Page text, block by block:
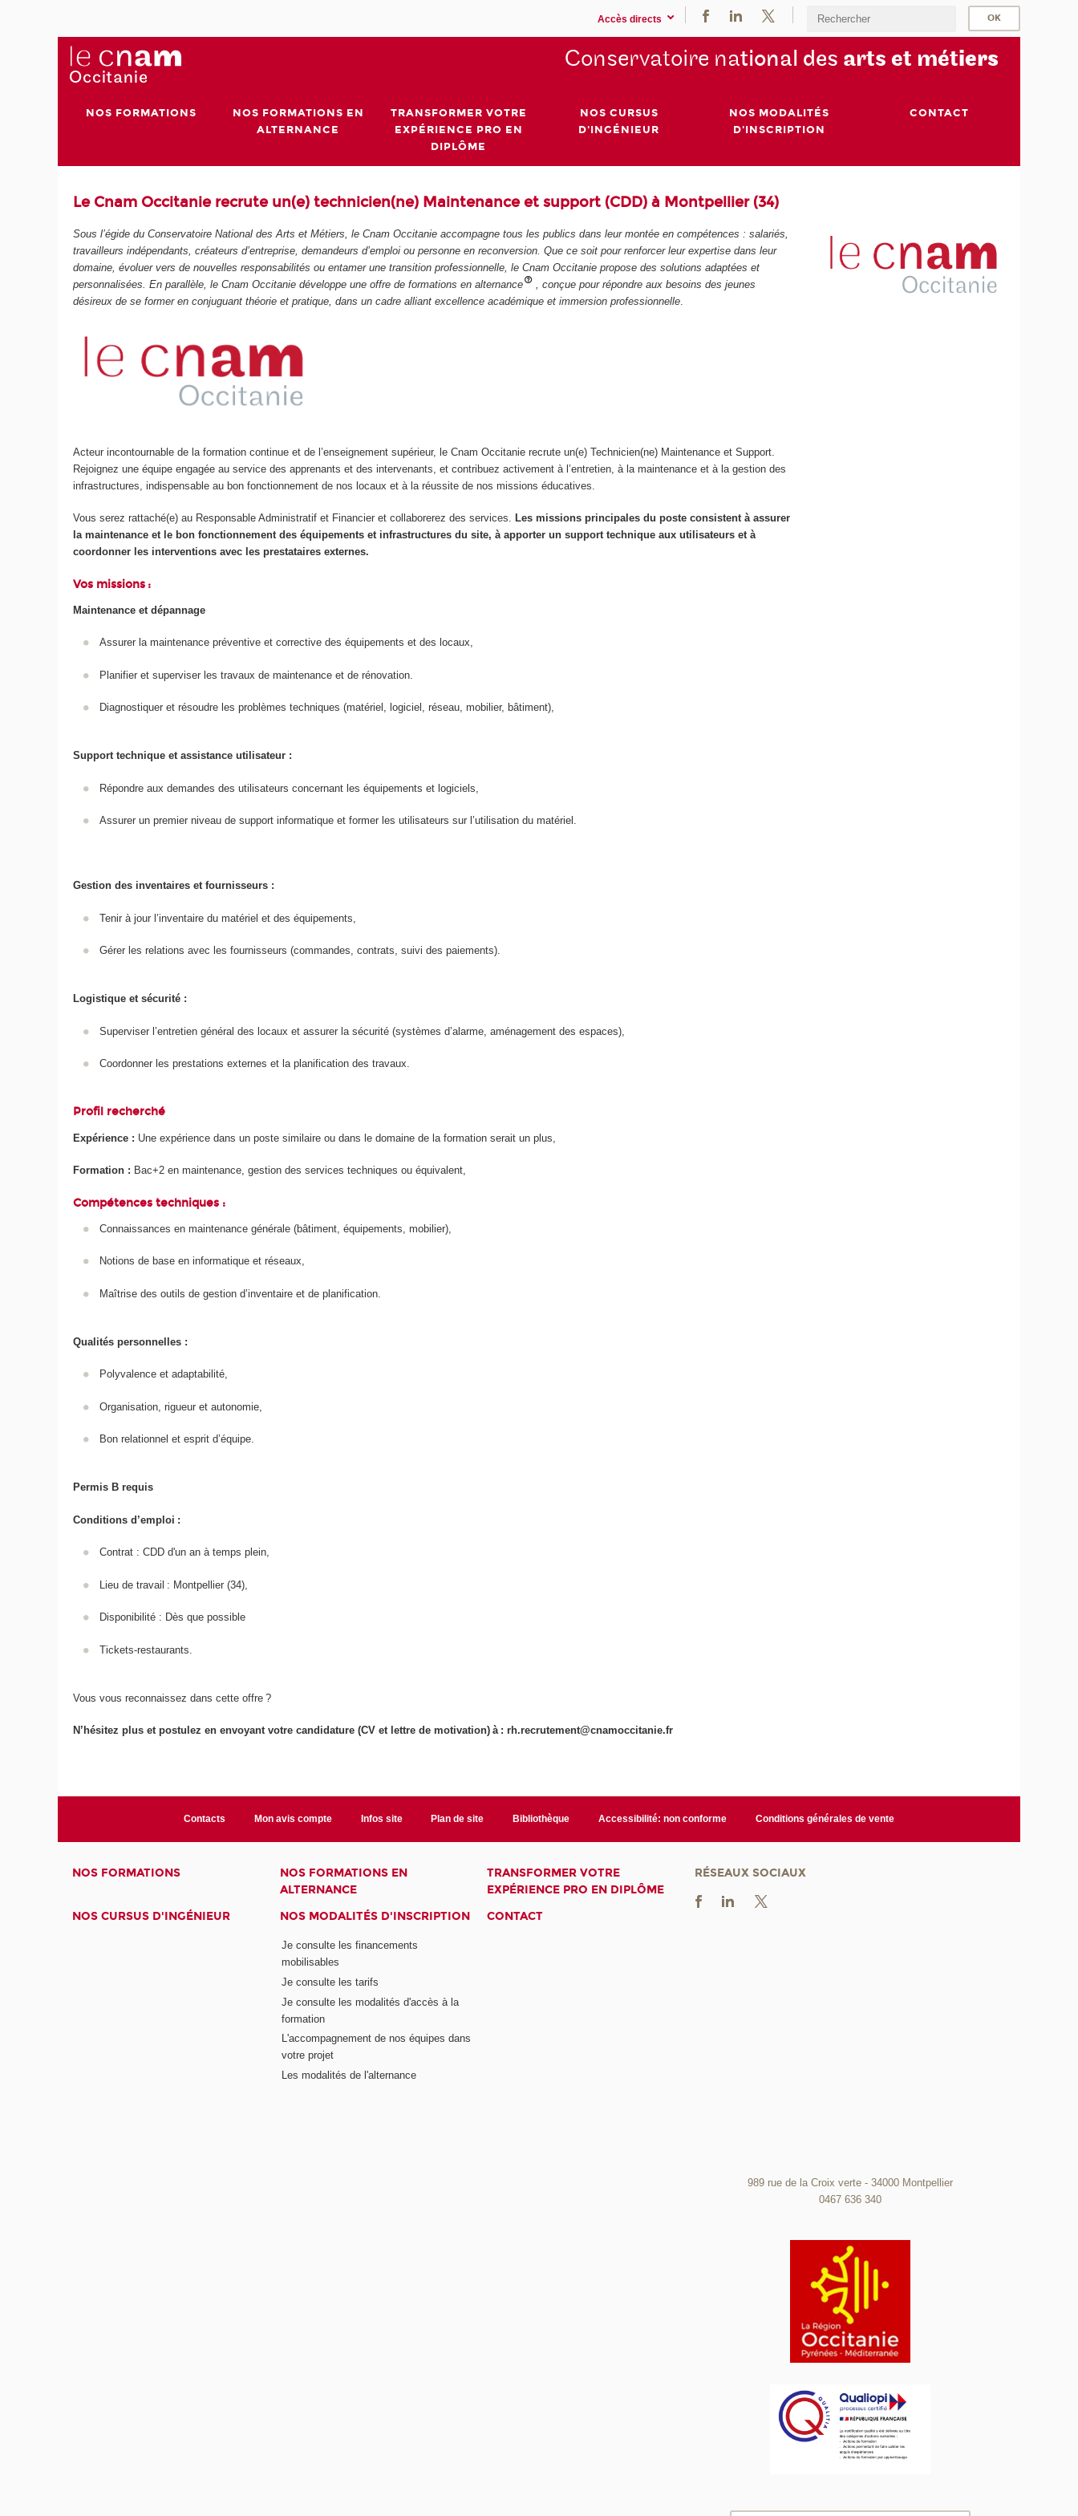
Accès directs
Conservatoire national des arts et métiers
NOS FORMATIONS
NOS FORMATIONS EN
ALTERNANCE
TRANSFORMER VOTRE
EXPÉRIENCE PRO EN
DIPLÔME
NOS CURSUS
D'INGÉNIEUR
NOS MODALITÉS
D'INSCRIPTION
CONTACT
Le Cnam Occitanie recrute un(e) technicien(ne) Maintenance et support (CDD) à Montpellier (34)
Sous l’égide du Conservatoire National des Arts et Métiers, le Cnam Occitanie accompagne tous les publics dans leur montée en compétences : salariés,
travailleurs indépendants, créateurs d’entreprise, demandeurs d’emploi ou personne en reconversion. Que ce soit pour renforcer leur expertise dans leur
domaine, évoluer vers de nouvelles responsabilités ou entamer une transition professionnelle, le Cnam Occitanie propose des solutions adaptées et
personnalisées. En parallèle, le Cnam Occitanie développe une offre de formations en alternance
, conçue pour répondre aux besoins des jeunes
désireux de se former en conjuguant théorie et pratique, dans un cadre alliant excellence académique et immersion professionnelle
Acteur incontournable de la formation continue et de l’enseignement supérieur, le Cnam Occitanie recrute un(e) Technicien(ne) Maintenance et Support.
Rejoignez une équipe engagée au service des apprenants et des intervenants, et contribuez activement à l’entretien, à la maintenance et à la gestion des
infrastructures, indispensable au bon fonctionnement de nos locaux et à la réussite de nos missions éducatives.
Vous serez rattaché(e) au Responsable Administratif et Financier et collaborerez des services. Les missions principales du poste consistent à assurer
la maintenance et le bon fonctionnement des équipements et infrastructures du site, à apporter un support technique aux utilisateurs et à
coordonner les interventions avec les prestataires externes.
Vos missions :
Maintenance et dépannage
Assurer la maintenance préventive et corrective des équipements et des locaux,
Planifier et superviser les travaux de maintenance et de rénovation.
Diagnostiquer et résoudre les problèmes techniques (matériel, logiciel, réseau, mobilier, bâtiment),
Support technique et assistance utilisateur :
Répondre aux demandes des utilisateurs concernant les équipements et logiciels,
Assurer un premier niveau de support informatique et former les utilisateurs sur l’utilisation du matériel.
Gestion des inventaires et fournisseurs :
Tenir à jour l’inventaire du matériel et des équipements,
Gérer les relations avec les fournisseurs (commandes, contrats, suivi des paiements).
Logistique et sécurité :
Superviser l’entretien général des locaux et assurer la sécurité (systèmes d’alarme, aménagement des espaces),
Coordonner les prestations externes et la planification des travaux.
Profil recherché
Expérience : Une expérience dans un poste similaire ou dans le domaine de la formation serait un plus,
Formation : Bac+2 en maintenance, gestion des services techniques ou équivalent,
Compétences techniques :
Connaissances en maintenance générale (bâtiment, équipements, mobilier),
Notions de base en informatique et réseaux,
Maîtrise des outils de gestion d’inventaire et de planification.
Qualités personnelles :
Polyvalence et adaptabilité,
Organisation, rigueur et autonomie,
Bon relationnel et esprit d’équipe.
Permis B requis
Conditions d’emploi :
Contrat : CDD d'un an à temps plein,
Lieu de travail : Montpellier (34),
Disponibilité : Dès que possible
Tickets-restaurants.
Vous vous reconnaissez dans cette offre ?
N’hésitez plus et postulez en envoyant votre candidature (CV et lettre de motivation) à : rh.recrutement@cnamoccitanie.fr
Contacts Mon avis compte Infos site Plan de site Bibliothèque Accessibilité: non conforme Conditions générales de vente
NOS FORMATIONS
NOS FORMATIONS EN
ALTERNANCE
TRANSFORMER VOTRE
EXPÉRIENCE PRO EN DIPLÔME
NOS CURSUS D'INGÉNIEUR
NOS MODALITÉS D'INSCRIPTION
Je consulte les financements
mobilisables
Je consulte les tarifs
Je consulte les modalités d'accès à la
formation
L'accompagnement de nos équipes dans
votre projet
Les modalités de l'alternance
CONTACT
RÉSEAUX SOCIAUX
989 rue de la Croix verte - 34000 Montpellier
0467 636 340